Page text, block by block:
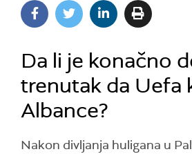
Da li je konačno
trenutak da Uefa
Albance?
Nakon divljanja huligana u